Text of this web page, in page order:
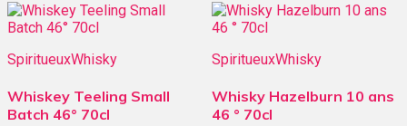
SpiritueuxWhisky
Whiskey Teeling Small
Batch 46° 70cl
SpiritueuxWhisky
Whisky Hazelburn 10 ans
46 ° 70cl